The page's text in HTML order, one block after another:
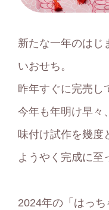
新たな⼀年のはじ
いおせち。
昨年すぐに完売し
今年も年明け早々
味付け試作を幾度
ようやく完成に至
2024年の「はっ